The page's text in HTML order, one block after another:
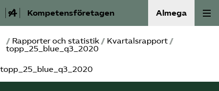
Kompetensföretagen Almega
Aktuellt
A-Ö
/ Rapporter och statistik / Kvartalsrapport /
topp_25_blue_q3_2020
topp_25_blue_q3_2020